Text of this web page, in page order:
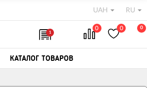
UAH RU
1
0 0 0
КАТАЛОГ ТОВАРОВ